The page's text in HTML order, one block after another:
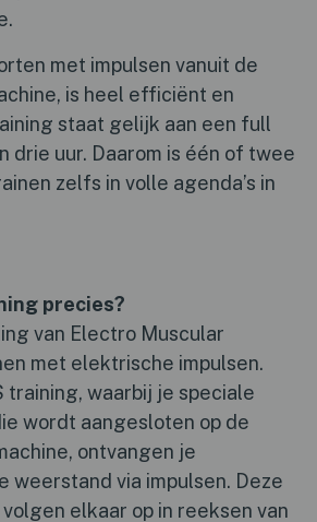
met impulsen vanuit de
is heel efficiënt en
staat gelijk aan een full
drie uur. Daarom is één of twee
zelfs in volle agenda’s in
precies?
van Electro Muscular
met elektrische impulsen.
training, waarbij je speciale
wordt aangesloten op de
ontvangen je
weerstand via impulsen. Deze
elkaar op in reeksen van